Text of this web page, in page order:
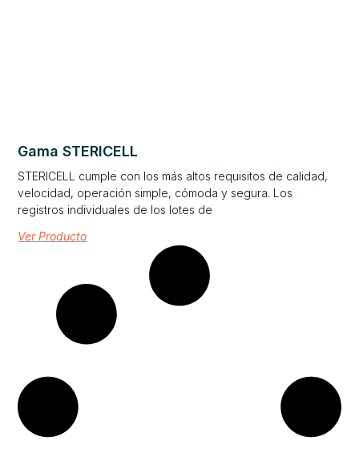
Gama STERICELL
STERICELL cumple con los más altos requisitos de calidad,
velocidad, operación simple, cómoda y segura. Los
registros individuales de los lotes de
Ver Producto